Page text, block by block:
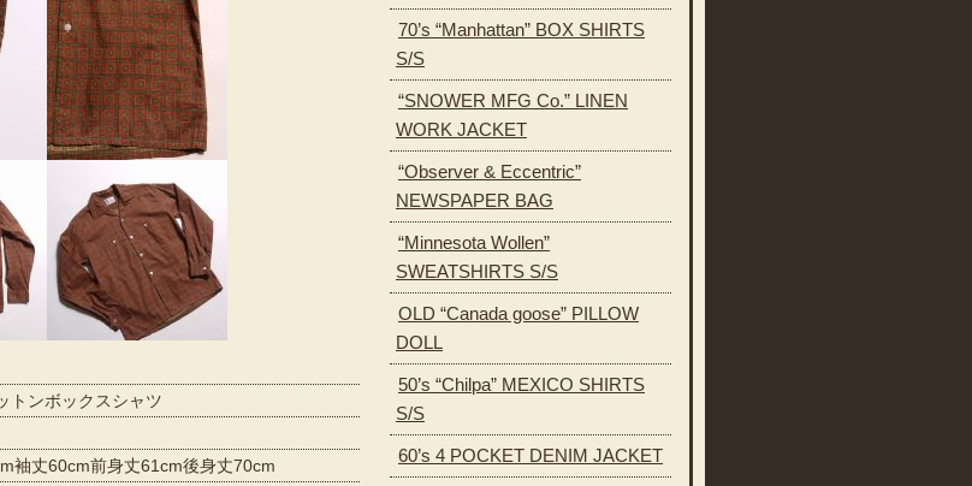
トンボックスシャツ
袖丈60cm前身丈61cm後身丈70cm
70’s “Manhattan” BOX SHIRTS
S/S
“SNOWER MFG Co.” LINEN
WORK JACKET
“Observer & Eccentric”
NEWSPAPER BAG
“Minnesota Wollen”
SWEATSHIRTS S/S
OLD “Canada goose” PILLOW
DOLL
50’s “Chilpa” MEXICO SHIRTS
S/S
60’s 4 POCKET DENIM JACKET